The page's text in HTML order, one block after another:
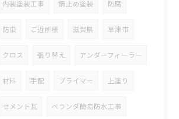
内装塗装工事 錆止め塗装 防腐
防虫 ご近所様 滋賀県 草津市
クロス 張り替え アンダーフィーラー
材料 手配 プライマー 上塗り
セメント瓦 ベランダ簡易防水工事